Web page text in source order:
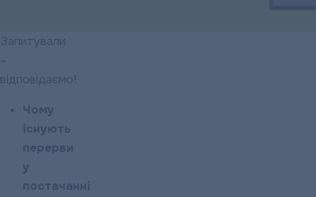
Запитували
–
відповідаємо!
Чому
існують
перерви
у
постачанні